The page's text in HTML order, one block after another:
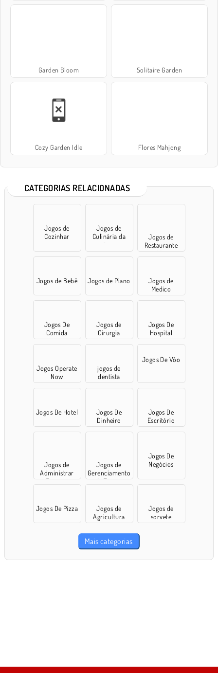
Garden Bloom Solitaire Garden
Cozy Garden Idle Flores Mahjong
CATEGORIAS RELACIONADAS
Jogos de
Cozinhar
Jogos de
Culinária da
Sara
Jogos de
Restaurante
para Meninas
Jogos de Bebê Jogos de Piano
Jogos de
Medico
Jogos De
Comida
Jogos de
Cirurgia
Jogos De
Hospital
Jogos Operate
Now
jogos de
dentista
Jogos De Vôo
Jogos De Hotel
Jogos De
Dinheiro
Jogos De
Escritório
Jogos de
Administrar
Fazenda
Jogos de
Gerenciamento
de Tempo
Jogos De
Negócios
Jogos De Pizza
Jogos de
Agricultura
Jogos de
sorvete
Mais categorias